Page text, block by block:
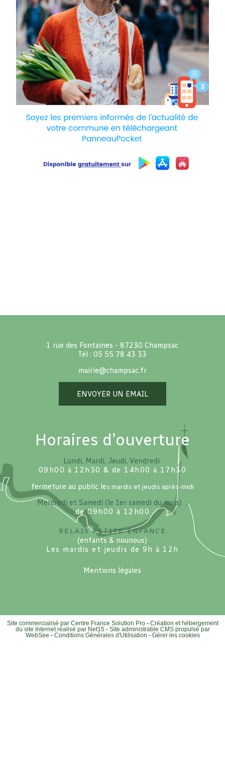
1 rue des Fontaines - 87230 Champsac
Tél : 05 55 78 43 33
mairie@champsac.fr
ENVOYER UN EMAIL
Horaires d’ouverture
Lundi, Mardi, Jeudi, Vendredi
09h00 à 12h30 & de 14h00 à 17h30
fermeture au public les mardis et jeudis après-midi
Mercredi et Samedi (le 1er samedi du mois) :
de 09h00 à 12h00
Relais petite enfance
(enfants & nounous)
Les mardis et jeudis de 9h à 12h
Mentions légales
Site commercialisé par Centre France Solution Pro- Création et hébergement
du site Internet réalisé par Net15 - Site administrable CMS propulsé par
WebSee - Conditions Générales d'Utilisation - Gérer les cookies